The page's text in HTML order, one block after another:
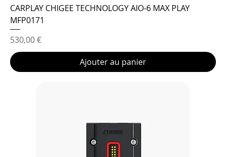
CARPLAY CHIGEE TECHNOLOGY AIO-6 MAX PLAY
MFP0171
Prix
530,00 €
Ajouter au panier